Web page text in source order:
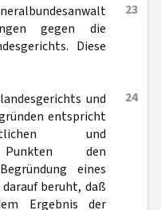
23
gegen die
Diese
24
und
entspricht
und
Punkten den
eines
beruht, daß
Ergebnis der